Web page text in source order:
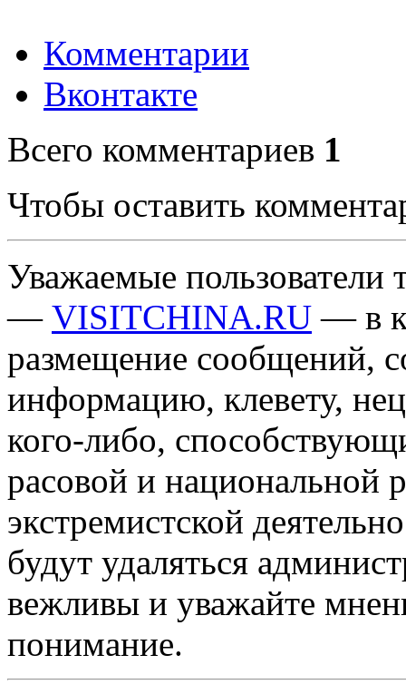
Комментарии
Вконтакте
Всего комментариев 1
Чтобы оставить
Уважаемые пользователи
— VISITCHINA.RU — в
размещение сообщений,
информацию, клевету,
кого-либо,
расовой и национальной
экстремистской
будут удаляться
вежливы и уважайте
понимание.